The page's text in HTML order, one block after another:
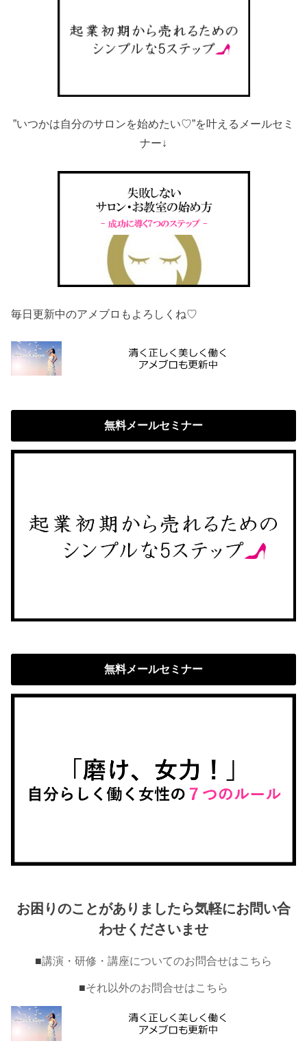
”いつかは自分のサロンを始めたい♡”を叶えるメールセミ
ナー↓
毎日更新中のアメブロもよろしくね♡
無料メールセミナー
無料メールセミナー
お困りのことがありましたら気軽にお問い合
わせくださいませ
■講演・研修・講座についてのお問合せはこちら
■それ以外のお問合せはこちら